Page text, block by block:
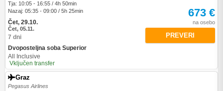
Tja: 10:05 - 16:55 / 4h 50min
Nazaj: 05:35 - 09:00 / 5h 25min
Čet, 29.10.
Čet, 05.11.
7 dni
Dvoposteljna soba Superior
All Inclusive
Vključen transfer
673 €
na osebo
PREVERI
Graz
Pegasus Airlines